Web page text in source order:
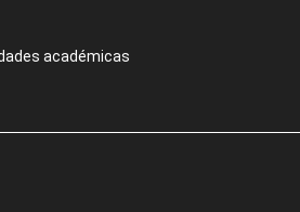
académicas